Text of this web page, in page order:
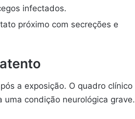
infectados.
próximo com secreções e
a exposição. O quadro clínico
condição neurológica grave.